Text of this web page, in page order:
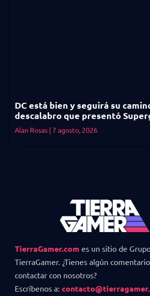
DC está bien y seguirá su
descalabro que presentó
Alan Rosas 7 agosto, 2026
TierraGamer.com es un sitio de
TierraGamer. ¿Tienes algún
contactar con nosotros?
Escríbenos a: